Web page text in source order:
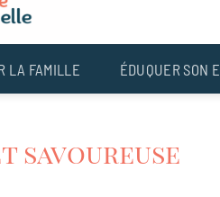
LA FAMILLE ÉDUQUER SON
savoureuse